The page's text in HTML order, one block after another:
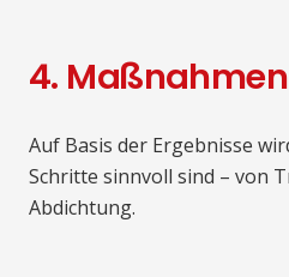
4.
Auf Basis der Ergebnisse
Schritte sinnvoll sind – von
Abdichtung.